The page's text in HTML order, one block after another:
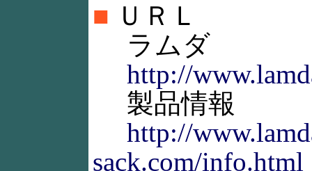
■ ＵＲＬ
ラムダ
http://
製品情報
http://
sack.com/info.html